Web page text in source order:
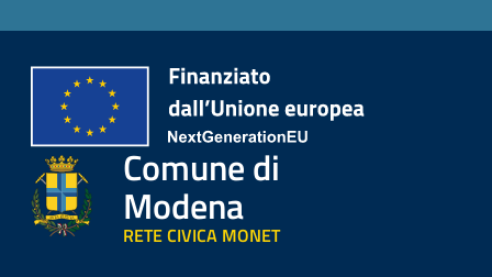
Comune di
Modena
RETE CIVICA MONET